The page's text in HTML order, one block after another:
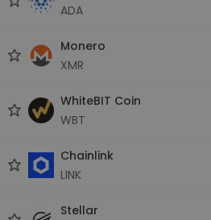
ADA
Monero
XMR
WhiteBIT Coin
WBT
Chainlink
LINK
Stellar